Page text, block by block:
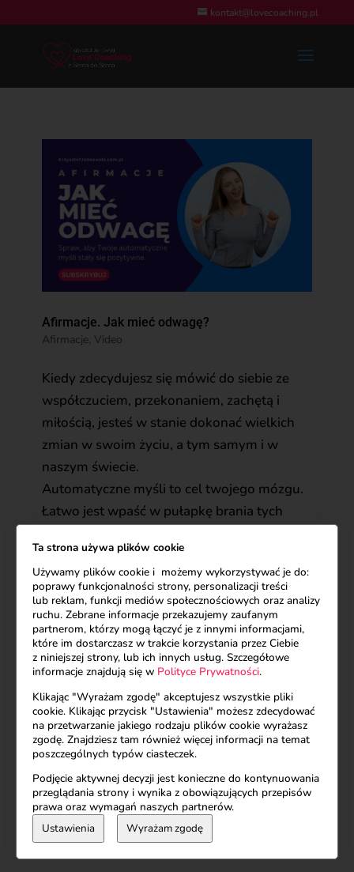
kontakt@lovecoaching.pl
Afirmacje. Jak mieć odwagę?
Afirmacje, Video
Kiedy zdecydujesz się mówić do siebie ze
współczuciem, przekonaniem, zachętą i
miłością, jesteś w stanie dokonać wielkich
zmian w swoim życiu, a tym samym i w
naszym świecie.
Automatyczne myśli to cel twojego mózgu.
Łatwo jest wpaść w pułapkę brania tych
przeprogramować twój mózg i wzbogacić
twój osobisty słownik, a w konsekwencji
Twoje automatyczne myśli stają się głównie
pozytywne.
Ta strona używa plików cookie
Używamy plików cookie i możemy wykorzystywać je do:
poprawy funkcjonalności strony, personalizacji treści
lub reklam, funkcji mediów społecznościowych oraz analizy
ruchu. Zebrane informacje przekazujemy zaufanym
partnerom, którzy mogą łączyć je z innymi informacjami,
które im dostarczasz w trakcie korzystania przez Ciebie
z niniejszej strony, lub ich innych usług. Szczegółowe
informacje znajdują się w Polityce Prywatności.
Klikając "Wyrażam zgodę" akceptujesz wszystkie pliki
cookie. Klikając przycisk "Ustawienia" możesz zdecydować
na przetwarzanie jakiego rodzaju plików cookie wyrażasz
zgodę. Znajdziesz tam również więcej informacji na temat
poszczególnych typów ciasteczek.
Podjęcie aktywnej decyzji jest konieczne do kontynuowania
przeglądania strony i wynika z obowiązujących przepisów
prawa oraz wymagań naszych partnerów.
Ustawienia Wyrażam zgodę